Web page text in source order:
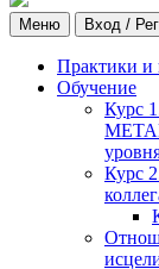
Меню Вход /
Практики и
Обучение
Курс
Курс